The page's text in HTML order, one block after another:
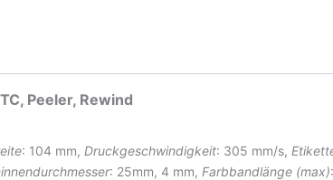
Peeler, Rewind
: 104 mm, Druckgeschwindigkeit: 305 mm/s,
: 25mm, 4 mm, Farbbandlänge (max)